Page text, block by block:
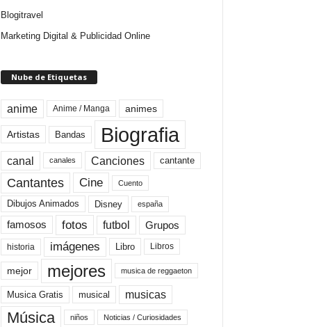
Blogitravel
Marketing Digital & Publicidad Online
Nube de Etiquetas
anime Anime / Manga animes
Artistas Bandas Biografia
canal canales Canciones cantante
Cantantes Cine Cuento
Dibujos Animados Disney españa
famosos fotos futbol Grupos
historia imágenes Libro Libros
mejor mejores musica de reggaeton
Musica Gratis musical musicas
Música niños Noticias / Curiosidades